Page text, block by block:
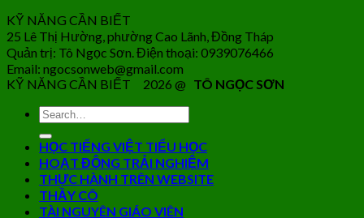
KỸ NĂNG CẦN BIẾT
25 Lê Thị Hường, phường Cao Lãnh, Đồng Tháp
Quản trị: Tô Ngọc Sơn. Điện thoại: 0939076466
Email: ngocsonweb@gmail.com
KỸ NĂNG CẦN BIẾT 2026 @ TÔ NGỌC SƠN
HỌC TIẾNG VIỆT TIỂU HỌC
HOẠT ĐỘNG TRẢI NGHIỆM
THỰC HÀNH TRÊN WEBSITE
THẦY CÔ
TÀI NGUYÊN GIÁO VIÊN